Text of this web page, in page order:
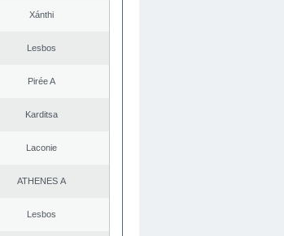
Xánthi
Lesbos
Pirée A
Karditsa
Laconie
ATHENES Α
Lesbos